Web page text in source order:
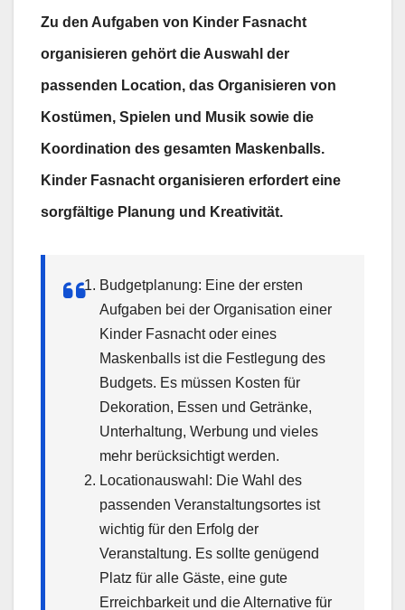
Zu den Aufgaben von Kinder Fasnacht
organisieren gehört die Auswahl der
passenden Location, das Organisieren von
Kostümen, Spielen und Musik sowie die
Koordination des gesamten Maskenballs.
Kinder Fasnacht organisieren erfordert eine
sorgfältige Planung und Kreativität.
Budgetplanung: Eine der ersten
Aufgaben bei der Organisation einer
Kinder Fasnacht oder eines
Maskenballs ist die Festlegung des
Budgets. Es müssen Kosten für
Dekoration, Essen und Getränke,
Unterhaltung, Werbung und vieles
mehr berücksichtigt werden.
Locationauswahl: Die Wahl des
passenden Veranstaltungsortes ist
wichtig für den Erfolg der
Veranstaltung. Es sollte genügend
Platz für alle Gäste, eine gute
Erreichbarkeit und die Alternative für